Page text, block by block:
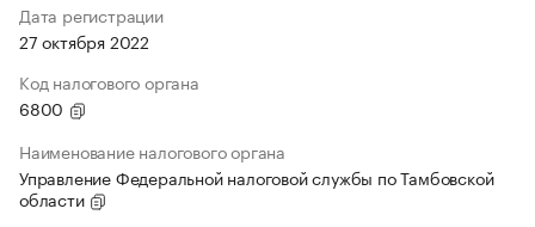
Дата регистрации
27 октября 2022
Код налогового органа
6800
Наименование налогового органа
Управление Федеральной налоговой службы по Тамбовской
области